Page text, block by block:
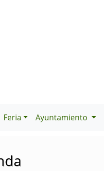
Feria Ayuntamiento